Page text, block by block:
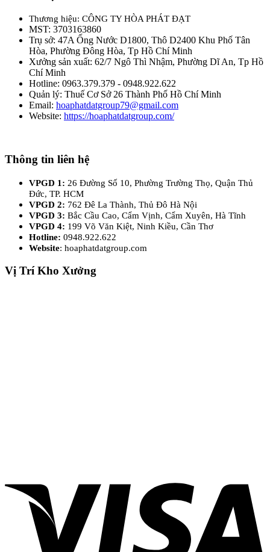
Thương hiệu: CÔNG TY HÒA PHÁT ĐẠT
MST: 3703163860
Trụ sở: 47A Ống Nước D1800, Thô D2400 Khu Phố Tân
Hòa, Phường Đông Hòa, Tp Hồ Chí Minh
Xưởng sản xuất: 62/7 Ngô Thì Nhậm, Phường Dĩ An, Tp Hồ
Chí Minh
Hotline: 0963.379.379 - 0948.922.622
Quản lý: Thuế Cơ Sở 26 Thành Phố Hồ Chí Minh
Email: hoaphatdatgroup79@gmail.com
Website: https://hoaphatdatgroup.com/
Thông tin liên hệ
VPGD 1: 26 Đường Số 10, Phường Trường Thọ, Quận Thủ
Đức, TP. HCM
VPGD 2: 762 Đê La Thành, Thủ Đô Hà Nội
VPGD 3: Bắc Cầu Cao, Cẩm Vịnh, Cẩm Xuyên, Hà Tĩnh
VPGD 4: 199 Võ Văn Kiệt, Ninh Kiều, Cần Thơ
Hotline: 0948.922.622
Website: hoaphatdatgroup.com
Vị Trí Kho Xưởng